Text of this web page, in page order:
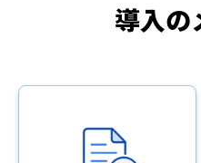
導入の